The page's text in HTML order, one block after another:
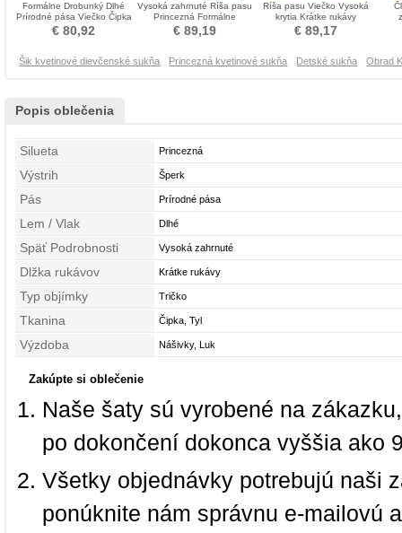
Formálne Drobunký Dlhé
Prírodné pása Viečko Čipka
Krištáľové šaty
€ 80,92
Vysoká zahrnuté Ríša pasu
Princezná Formálne
Krištáľové šaty
€ 89,19
Ríša pasu Viečko Vysoká
krytia Krátke rukávy
Krištáľové šaty
€ 89,17
Šik kvetinové dievčenské sukňa Princezná kvetinové sukňa Detské sukňa Obrad
Popis oblečenia
Silueta Princezná
Výstrih Šperk
Pás Prírodné pása
Lem / Vlak Dlhé
Späť Podrobnosti Vysoká zahrnuté
Dlžka rukávov Krátke rukávy
Typ objímky Tričko
Tkanina Čipka, Tyl
Výzdoba Nášivky, Luk
Zakúpte si oblečenie
Naše šaty sú vyrobené na
po dokončení dokonca vyššia ako
Všetky objednávky potrebujú naši
ponúknite nám správnu e-mailovú